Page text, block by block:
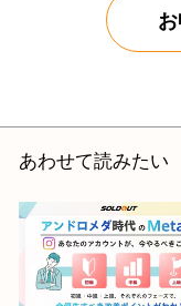
あわせて読みたい